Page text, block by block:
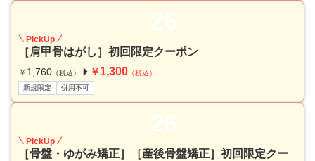
26
PickUp
［肩甲骨はがし］初回限定クーポン
￥ 1,760 （税込） ￥1,300 （税込）
新規限定
併用不可
26
PickUp
［骨盤・ゆがみ矯正］［産後骨盤矯正］初回限定クー